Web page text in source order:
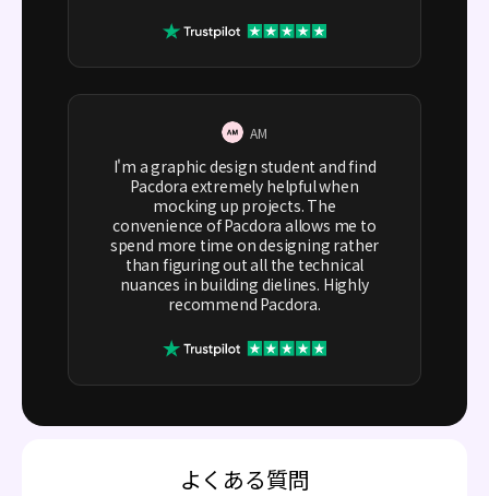
AM
I'm a graphic design student and find
Pacdora extremely helpful when
mocking up projects. The
convenience of Pacdora allows me to
spend more time on designing rather
than figuring out all the technical
nuances in building dielines. Highly
recommend Pacdora.
よくある質問